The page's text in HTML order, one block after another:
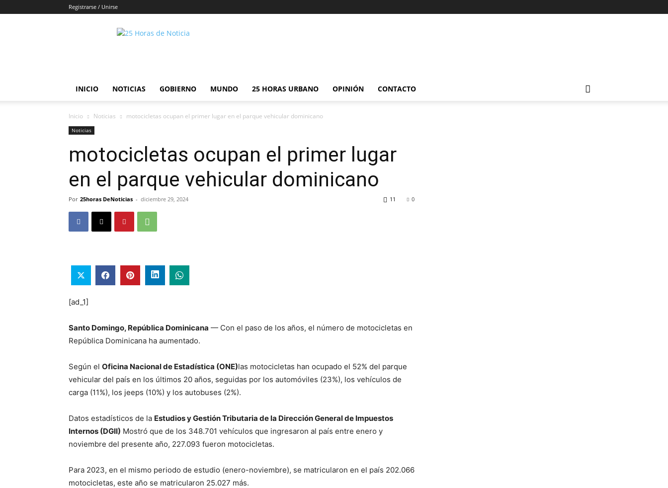
Registrarse / Unirse
25horasdenoticias
INICIO NOTICIAS GOBIERNO MUNDO 25 HORAS URBANO OPINIÓN CONTACTO
Inicio Noticias motocicletas ocupan el primer lugar en el parque vehicular dominicano
Noticias
motocicletas ocupan el primer lugar
en el parque vehicular dominicano
Por 25horas DeNoticias - diciembre 29, 2024 0
11
[ad_1]
Santo Domingo, República Dominicana — Con el paso de los años, el número de motocicletas en
República Dominicana ha aumentado.
Según el Oficina Nacional de Estadística (ONE)las motocicletas han ocupado el 52% del parque
vehicular del país en los últimos 20 años, seguidas por los automóviles (23%), los vehículos de
carga (11%), los jeeps (10%) y los autobuses (2%).
Datos estadísticos de la Estudios y Gestión Tributaria de la Dirección General de Impuestos
Internos (DGII) Mostró que de los 348.701 vehículos que ingresaron al país entre enero y
noviembre del presente año, 227.093 fueron motocicletas.
Para 2023, en el mismo periodo de estudio (enero-noviembre), se matricularon en el país 202.066
motocicletas, este año se matricularon 25.027 más.